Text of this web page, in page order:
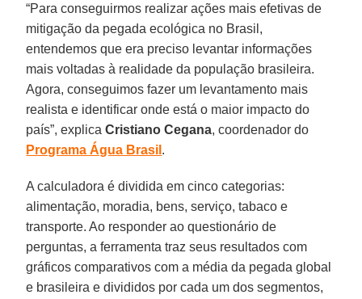
“Para conseguirmos realizar ações mais efetivas de
mitigação da pegada ecológica no Brasil,
entendemos que era preciso levantar informações
mais voltadas à realidade da população brasileira.
Agora, conseguimos fazer um levantamento mais
realista e identificar onde está o maior impacto do
país”, explicaCristiano Cegana, coordenador do
Programa Água Brasil .
A calculadora é dividida em cinco categorias:
alimentação, moradia, bens, serviço, tabaco e
transporte. Ao responder ao questionário de
perguntas, a ferramenta traz seus resultados com
gráficos comparativos com a média da pegada global
e brasileira e divididos por cada um dos segmentos,